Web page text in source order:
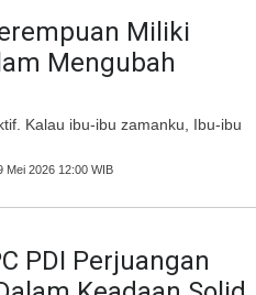
Miliki
Mengubah
Kalau ibu-ibu zamanku, Ibu-ibu
Mei 2026 12:00 WIB
PDI Perjuangan